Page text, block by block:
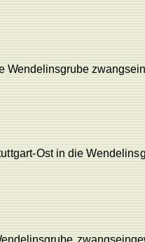
Wendelinsgrube
t-OstindieW
endelinsgrube